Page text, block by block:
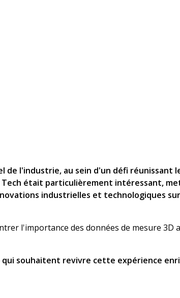
l'industrie, au sein d'un défi réunissant
Tech était particulièrement intéressant,
industrielles et technologiques sur
l'importance des données de mesure 3D
souhaitent revivre cette expérience